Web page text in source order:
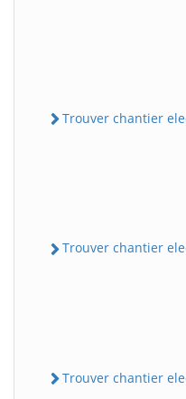
Trouver chantier
Trouver chantier
Trouver chantier